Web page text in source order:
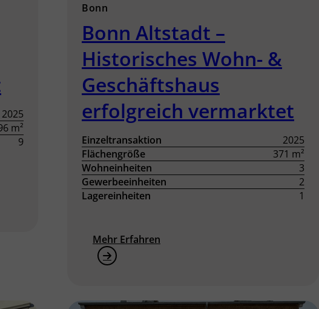
2025
m²
9
Bonn
Bonn Altstadt –
Historisches Wohn- &
Geschäftshaus
erfolgreich vermarktet
Einzeltransaktion
2025
Flächengröße
371 m²
Wohneinheiten
3
Gewerbeeinheiten
2
Lagereinheiten
1
Mehr Erfahren